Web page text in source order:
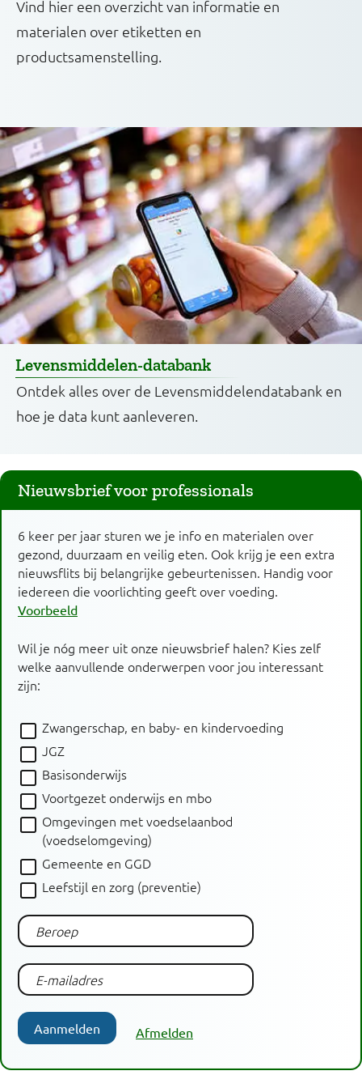
Vind hier een overzicht van informatie en
materialen over etiketten en
productsamenstelling.
Levensmiddelen-databank
Ontdek alles over de Levensmiddelendatabank en
hoe je data kunt aanleveren.
Nieuwsbrief voor professionals
6 keer per jaar sturen we je info en materialen over
gezond, duurzaam en veilig eten. Ook krijg je een extra
nieuwsflits bij belangrijke gebeurtenissen. Handig voor
iedereen die voorlichting geeft over voeding.
Voorbeeld
Wil je nóg meer uit onze nieuwsbrief halen? Kies zelf
welke aanvullende onderwerpen voor jou interessant
zijn:
Zwangerschap, en baby- en kindervoeding
JGZ
Basisonderwijs
Voortgezet onderwijs en mbo
Omgevingen met voedselaanbod
(voedselomgeving)
Gemeente en GGD
Leefstijl en zorg (preventie)
Aanmelden Afmelden